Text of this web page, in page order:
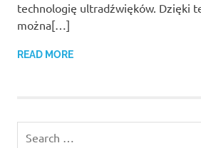
technologię ultradźwięków. Dzięki
można[…]
READ MORE